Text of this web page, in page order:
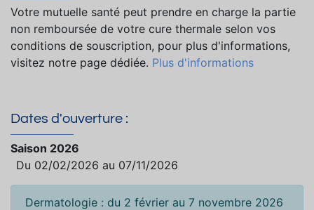
Votre mutuelle santé peut prendre en charge la partie
non remboursée de votre cure thermale selon vos
conditions de souscription, pour plus d'informations,
visitez notre page dédiée. Plus d'informations
Dates d'ouverture :
Saison 2026
Du 02/02/2026 au 07/11/2026
Dermatologie : du 2 février au 7 novembre 2026